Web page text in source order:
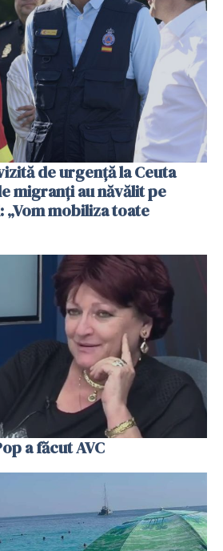
de urgență la Ceuta
migranți au năvălit pe
mobiliza toate
a făcut AVC